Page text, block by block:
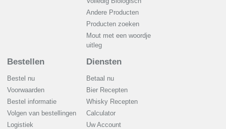
Andere Producten
Producten zoeken
Mout met een woordje
uitleg
Bestellen
Bestel nu
Voorwaarden
Bestel informatie
Volgen van bestellingen
Logistiek
Diensten
Betaal nu
Bier Recepten
Whisky Recepten
Calculator
Uw Account